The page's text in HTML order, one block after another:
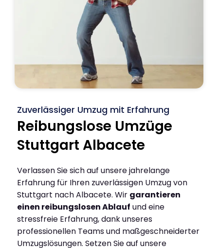
Zuverlässiger Umzug mit Erfahrung
Reibungslose Umzüge
Stuttgart Albacete
Verlassen Sie sich auf unsere jahrelange
Erfahrung für Ihren zuverlässigen Umzug von
Stuttgart nach Albacete. Wir garantieren
einen reibungslosen Ablauf und eine
stressfreie Erfahrung, dank unseres
professionellen Teams und maßgeschneiderter
Umzugslösungen. Setzen Sie auf unsere